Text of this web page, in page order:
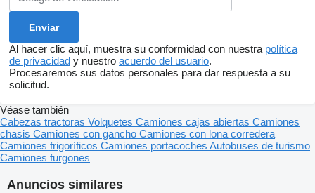
Al hacer clic aquí, muestra su conformidad con nuestra política
de privacidad y nuestro acuerdo del usuario.
Procesaremos sus datos personales para dar respuesta a su
solicitud.
Anuncios similares
Véase también
Cabezas tractoras Volquetes Camiones cajas abiertas Camiones
chasis Camiones con gancho Camiones con lona corredera
Camiones frigoríficos Camiones portacoches Autobuses de turismo
Camiones furgones